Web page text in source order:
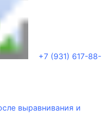
+7 (931) 617-88-